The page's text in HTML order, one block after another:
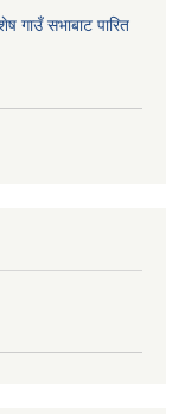
गाउँ सभाबाट पारित